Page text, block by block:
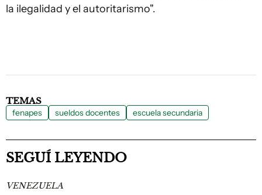
la ilegalidad y el autoritarismo".
TEMAS
fenapes sueldos docentes escuela secundaria
SEGUÍ LEYENDO
VENEZUELA